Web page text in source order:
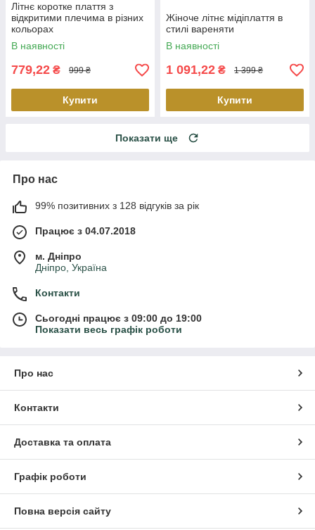
Літнє коротке плаття з
відкритими плечима в різних
кольорах
В наявності
779,22 ₴ 999 ₴
Купити
Жіноче літнє мідіплаття в
стилі вареняти
В наявності
1 091,22 ₴ 1 399 ₴
Купити
Показати ще
Про нас
99% позитивних з 128 відгуків за рік
Працює з 04.07.2018
м. Дніпро
Дніпро, Україна
Контакти
Сьогодні працює з 09:00 до 19:00
Показати весь графік роботи
Про нас
Контакти
Доставка та оплата
Графік роботи
Повна версія сайту